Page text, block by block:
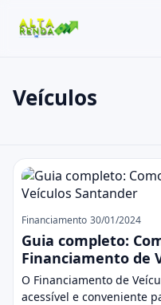
Conta Digital
Empréstimo
Finanças
Imóvel
Pressione Enter para
Veículos
Veículos
Financiamento 30/01/2024
Guia completo:
Financiamento de
O Financiamento de
acessível e conveniente